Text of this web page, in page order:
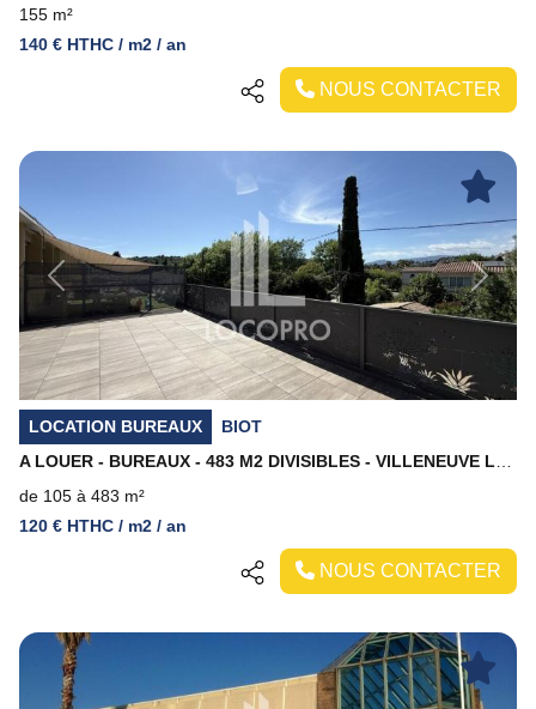
155 m²
140 € HTHC / m2 / an
NOUS CONTACTER
Previous Next
LOCATION BUREAUX
BIOT
de 105 à 483 m²
120 € HTHC / m2 / an
NOUS CONTACTER